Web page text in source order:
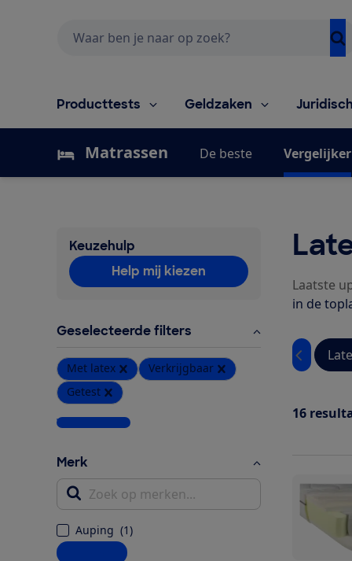
Producttests Geldzaken
Matrassen De beste Vergelijker
Keuzehulp
Help mij kiezen
Geselecteerde filters
Met latex
Verkrijgbaar
Getest
Wis alle filters
Merk
Zoek op merken...
Auping (1)
Alle opties
Laatste
in de
16